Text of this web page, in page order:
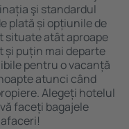
şi standardul
plată și opțiunile de
situate atât aproape
și puțin mai departe
pentru o vacanță
atunci când
Alegeți hotelul
faceți bagajele